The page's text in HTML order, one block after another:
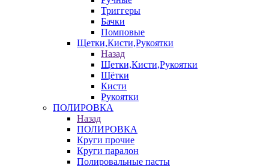
Триггеры
Бачки
Помповые
Щетки,Кисти,Рукоятки
Назад
Щетки,Кисти,Рукоятки
Щётки
Кисти
Рукоятки
ПОЛИРОВКА
Назад
ПОЛИРОВКА
Круги прочие
Круги паралон
Полировальные пасты